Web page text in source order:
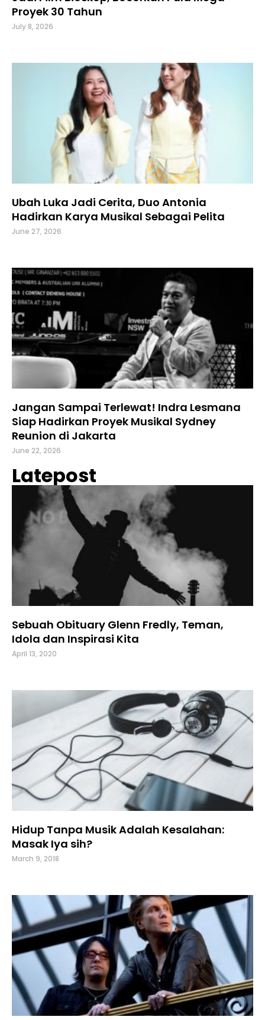
Proyek 30 Tahun
July 8, 2026
Ubah Luka Jadi Cerita, Duo Antonia
Hadirkan Karya Musikal Sebagai Pelita
June 27, 2026
Jangan Sampai Terlewat! Indra Lesmana
Siap Hadirkan Proyek Musikal Sydney
Reunion di Jakarta
June 22, 2026
Latepost
Sebuah Obituary Glenn Fredly, Teman,
Idola dan Inspirasi Kita
April 13, 2020
Hidup Tanpa Musik Adalah Kesalahan:
Masak Iya sih?
March 9, 2018